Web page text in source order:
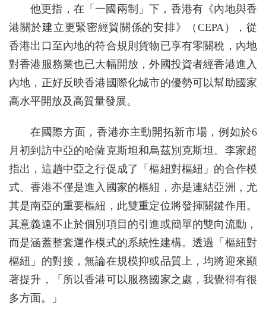
他更指，在「一國兩制」下，香港有《內地與香
港關於建立更緊密經貿關係的安排》（CEPA），從
香港出口至內地的符合規則貨物已享有零關稅，內地
對香港服務業也已大幅開放，外國投資者經香港進入
內地，正好反映香港國際化城市的優勢可以幫助國家
高水平開放及高質量發展。
在國際方面，香港亦主動開拓新市場，例如於6
月初到訪中亞的哈薩克斯坦和烏茲別克斯坦。李家超
指出，這趟中亞之行促成了「樞紐對樞紐」的合作模
式。香港不僅是進入國家的樞紐，亦是連結亞洲，尤
其是南亞的重要樞紐，此雙重定位將發揮關鍵作用。
其意義遠不止於個別項目的引進或簡單的雙向流動，
而是涵蓋整套運作模式的系統性建構。透過「樞紐對
樞紐」的對接，無論在規模抑或品質上，均將迎來顯
著提升，「所以香港可以服務國家之處，我覺得有很
多方面。」